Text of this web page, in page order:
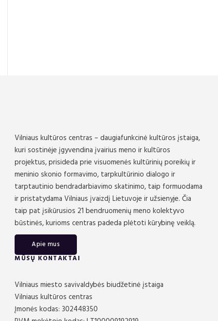
Vilniaus kultūros centras – daugiafunkcinė kultūros įstaiga,
kuri sostinėje įgyvendina įvairius meno ir kultūros
projektus, prisideda prie visuomenės kultūrinių poreikių ir
meninio skonio formavimo, tarpkultūrinio dialogo ir
tarptautinio bendradarbiavimo skatinimo, taip formuodama
ir pristatydama Vilniaus įvaizdį Lietuvoje ir užsienyje. Čia
taip pat įsikūrusios 21 bendruomenių meno kolektyvo
būstinės, kurioms centras padeda plėtoti kūrybinę veiklą.
Apie mus
MŪSŲ KONTAKTAI
Vilniaus miesto savivaldybės biudžetinė įstaiga
Vilniaus kultūros centras
Įmonės kodas: 302448350